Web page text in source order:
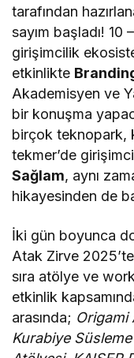
tarafından
sayım başladı! 10
girişimcilik
etkinlikte
Akademisyen ve
bir konuşma
birçok teknopark,
tekmer’de
Sağlam, aynı
hikayesinden de
İki gün boyunca
Atak Zirve
sıra atölye ve
etkinlik
arasında; Origami
Kurabiye